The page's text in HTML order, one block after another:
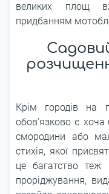
великих площ
придбанням
Крім городів на
обов'язково є хоча
смородини або
стихія, якої
це багатство теж
проріджування,